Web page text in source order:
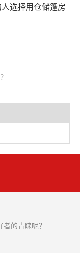
选择用仓储篷房
的青睐呢？